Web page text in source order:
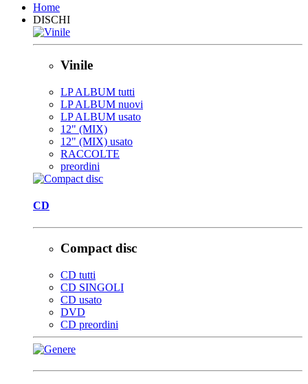
Home
DISCHI
Vinile
LP ALBUM tutti
LP ALBUM nuovi
LP ALBUM usato
12" (MIX)
12" (MIX) usato
RACCOLTE
preordini
CD
Compact disc
CD tutti
CD SINGOLI
CD usato
DVD
CD preordini